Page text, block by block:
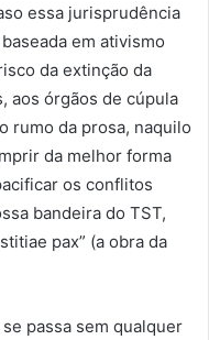
essa jurisprudência
em ativismo
da extinção da
aos órgãos de cúpula
rumo da prosa, naquilo
da melhor forma
os conflitos
bandeira do TST,
pax” (a obra da
passa sem qualquer